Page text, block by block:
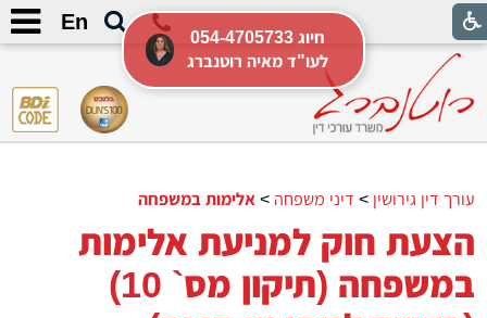
En
עורך דין גירושין > דיני משפחה > אלימות במשפחה
הצעת חוק למניעת אלימות
במשפחה (תיקון מס` 10)
054-4705733 חיוג
לעו"ד מאיה רוטנברג